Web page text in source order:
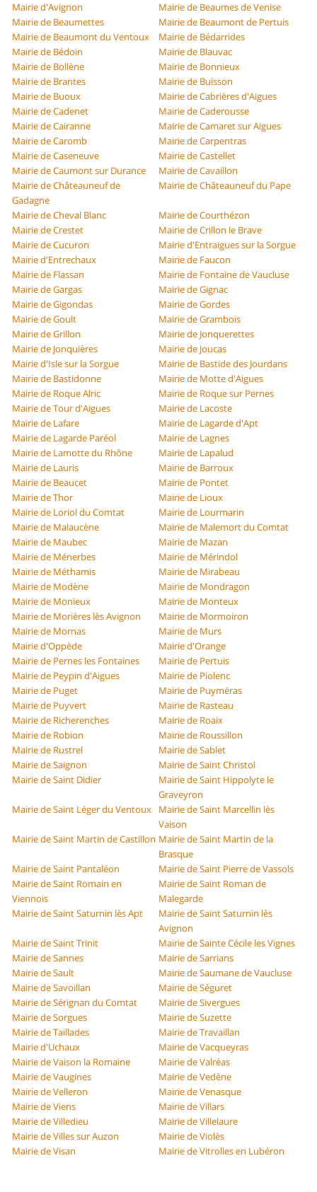
Mairie d'Avignon
Mairie de Beaumes de Venise
Mairie de Beaumettes
Mairie de Beaumont de Pertuis
Mairie de Beaumont du Ventoux
Mairie de Bédarrides
Mairie de Bédoin
Mairie de Blauvac
Mairie de Bollène
Mairie de Bonnieux
Mairie de Brantes
Mairie de Buisson
Mairie de Buoux
Mairie de Cabrières d'Aigues
Mairie de Cadenet
Mairie de Caderousse
Mairie de Cairanne
Mairie de Camaret sur Aigues
Mairie de Caromb
Mairie de Carpentras
Mairie de Caseneuve
Mairie de Castellet
Mairie de Caumont sur Durance
Mairie de Cavaillon
Mairie de Châteauneuf de
Gadagne
Mairie de Châteauneuf du Pape
Mairie de Cheval Blanc
Mairie de Courthézon
Mairie de Crestet
Mairie de Crillon le Brave
Mairie de Cucuron
Mairie d'Entraigues sur la Sorgue
Mairie d'Entrechaux
Mairie de Faucon
Mairie de Flassan
Mairie de Fontaine de Vaucluse
Mairie de Gargas
Mairie de Gignac
Mairie de Gigondas
Mairie de Gordes
Mairie de Goult
Mairie de Grambois
Mairie de Grillon
Mairie de Jonquerettes
Mairie de Jonquières
Mairie de Joucas
Mairie d'Isle sur la Sorgue
Mairie de Bastide des Jourdans
Mairie de Bastidonne
Mairie de Motte d'Aigues
Mairie de Roque Alric
Mairie de Roque sur Pernes
Mairie de Tour d'Aigues
Mairie de Lacoste
Mairie de Lafare
Mairie de Lagarde d'Apt
Mairie de Lagarde Paréol
Mairie de Lagnes
Mairie de Lamotte du Rhône
Mairie de Lapalud
Mairie de Lauris
Mairie de Barroux
Mairie de Beaucet
Mairie de Pontet
Mairie de Thor
Mairie de Lioux
Mairie de Loriol du Comtat
Mairie de Lourmarin
Mairie de Malaucène
Mairie de Malemort du Comtat
Mairie de Maubec
Mairie de Mazan
Mairie de Ménerbes
Mairie de Mérindol
Mairie de Méthamis
Mairie de Mirabeau
Mairie de Modène
Mairie de Mondragon
Mairie de Monieux
Mairie de Monteux
Mairie de Morières lès Avignon
Mairie de Mormoiron
Mairie de Mornas
Mairie de Murs
Mairie d'Oppède
Mairie d'Orange
Mairie de Pernes les Fontaines
Mairie de Pertuis
Mairie de Peypin d'Aigues
Mairie de Piolenc
Mairie de Puget
Mairie de Puyméras
Mairie de Puyvert
Mairie de Rasteau
Mairie de Richerenches
Mairie de Roaix
Mairie de Robion
Mairie de Roussillon
Mairie de Rustrel
Mairie de Sablet
Mairie de Saignon
Mairie de Saint Christol
Mairie de Saint Didier
Mairie de Saint Hippolyte le
Graveyron
Mairie de Saint Léger du Ventoux
Mairie de Saint Marcellin lès
Vaison
Mairie de Saint Martin de Castillon Mairie de Saint Martin de la
Brasque
Mairie de Saint Pantaléon
Mairie de Saint Pierre de Vassols
Mairie de Saint Romain en
Viennois
Mairie de Saint Roman de
Malegarde
Mairie de Saint Saturnin lès Apt
Mairie de Saint Saturnin lès
Avignon
Mairie de Saint Trinit
Mairie de Sainte Cécile les Vignes
Mairie de Sannes
Mairie de Sarrians
Mairie de Sault
Mairie de Saumane de Vaucluse
Mairie de Savoillan
Mairie de Séguret
Mairie de Sérignan du Comtat
Mairie de Sivergues
Mairie de Sorgues
Mairie de Suzette
Mairie de Taillades
Mairie de Travaillan
Mairie d'Uchaux
Mairie de Vacqueyras
Mairie de Vaison la Romaine
Mairie de Valréas
Mairie de Vaugines
Mairie de Vedène
Mairie de Velleron
Mairie de Venasque
Mairie de Viens
Mairie de Villars
Mairie de Villedieu
Mairie de Villelaure
Mairie de Villes sur Auzon
Mairie de Violès
Mairie de Visan
Mairie de Vitrolles en Lubéron